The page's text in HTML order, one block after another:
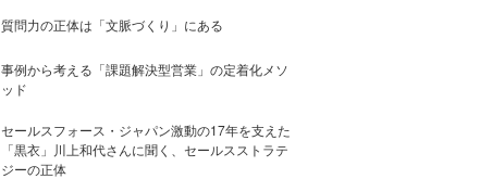
質問力の正体は「文脈づくり」にある
事例から考える「課題解決型営業」の定着化メソ
ッド
セールスフォース・ジャパン激動の17年を支えた
「黒衣」川上和代さんに聞く、セールスストラテ
ジーの正体